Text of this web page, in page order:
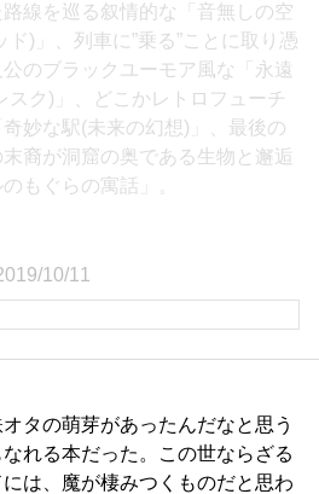
線を巡る叙情的な「音無しの空
ド)」、列車に”乗る”ことに取り憑
のブラックユーモア風な「永遠
スク)」、どこかレトロフューチ
奇妙な駅(未来の幻想)」、最後の
末裔が洞窟の奥である生物と邂逅
もぐらの寓話」。
10/11
タの萌芽があったんだなと思う
れる本だった。この世ならざる
は、魔が棲みつくものだと思わ